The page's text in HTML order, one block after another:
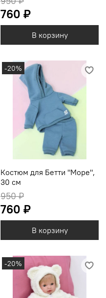
760 ₽
В корзину
-20%
Костюм для Бетти "Море",
30 см
950 ₽
760 ₽
В корзину
-20%